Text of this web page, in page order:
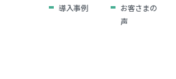
導入事例
お客さまの
声